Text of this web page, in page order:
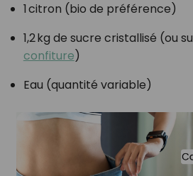
1 citron (bio de préférence)
1,2 kg de sucre cristallisé (ou
confiture)
Eau (quantité variable)